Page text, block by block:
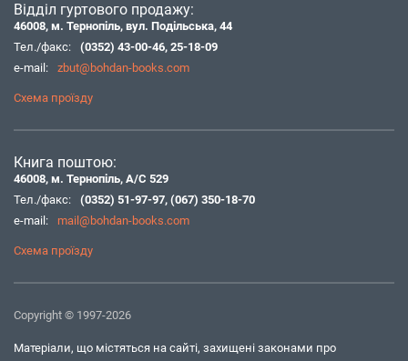
Відділ гуртового продажу:
46008, м. Тернопіль, вул. Подільська, 44
Тел./факс:
(0352) 43-00-46, 25-18-09
e-mail:
zbut@bohdan-books.com
Схема проїзду
Книга поштою:
46008, м. Тернопіль, А/С 529
Тел./факс:
(0352) 51-97-97, (067) 350-18-70
e-mail:
mail@bohdan-books.com
Схема проїзду
Copyright © 1997-2026
Матеріали, що містяться на сайті, захищені законами про